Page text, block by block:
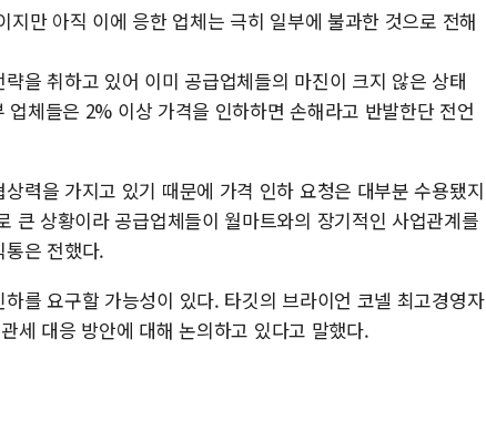
만 아직 이에 응한 업체는 극히 일부에 불과한 것으로 전해
을 취하고 있어 이미 공급업체들의 마진이 크지 않은 상태
체들은 2% 이상 가격을 인하하면 손해라고 반발한단 전언
력을 가지고 있기 때문에 가격 인하 요청은 대부분 수용됐지
큰 상황이라 공급업체들이 월마트와의 장기적인 사업관계를
은 전했다.
를 요구할 가능성이 있다. 타깃의 브라이언 코넬 최고경영자
세 대응 방안에 대해 논의하고 있다고 말했다.